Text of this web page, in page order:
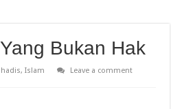
Bukan Hak
hadis,Islam
Leave a comment